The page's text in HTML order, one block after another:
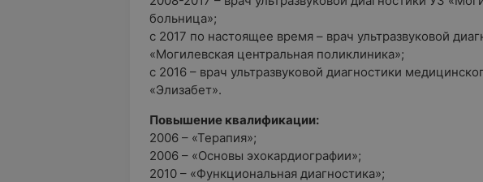
больница»;
с 2017 по настоящее время – врач ультразвуковой
«Могилевская центральная поликлиника»;
с 2016 – врач ультразвуковой диагностики
«Элизабет».
Повышение квалификации:
2006 – «Терапия»;
2006 – «Основы эхокардиографии»;
2010 – «Функциональная диагностика»;